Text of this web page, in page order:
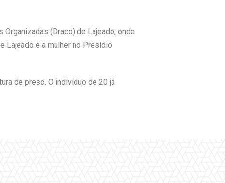
(Draco) de Lajeado, onde
Lajeado e a mulher no Presídio
de preso. O indivíduo de 20 já